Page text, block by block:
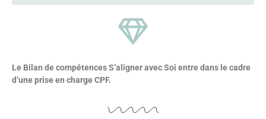
Le Bilan de compétences S’aligner avec Soi entre dans le cadre
d’une prise en charge CPF.